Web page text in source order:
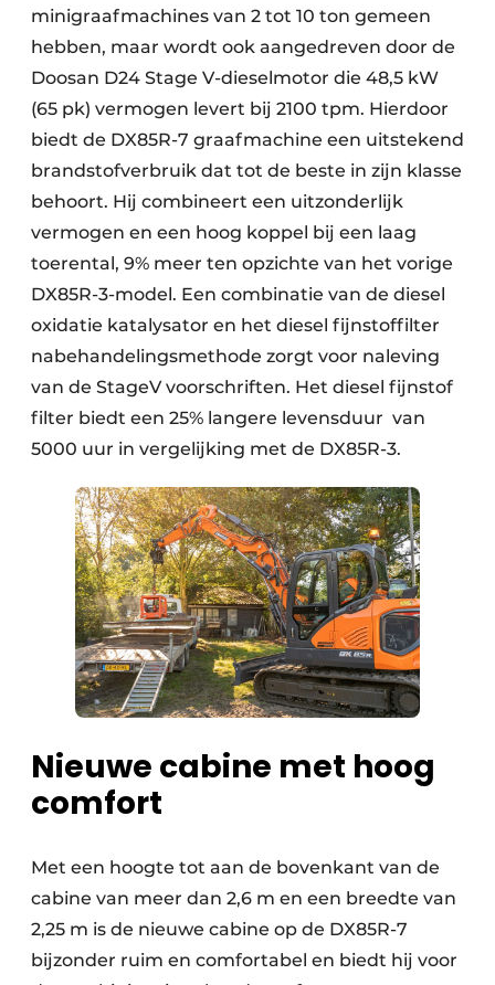
minigraafmachines van 2 tot 10 ton gemeen
hebben, maar wordt ook aangedreven door de
Doosan D24 Stage V-dieselmotor die 48,5 kW
(65 pk) vermogen levert bij 2100 tpm. Hierdoor
biedt de DX85R-7 graafmachine een uitstekend
brandstofverbruik dat tot de beste in zijn klasse
behoort. Hij combineert een uitzonderlijk
vermogen en een hoog koppel bij een laag
toerental, 9% meer ten opzichte van het vorige
DX85R-3-model. Een combinatie van de diesel
oxidatie katalysator en het diesel fijnstoffilter
nabehandelingsmethode zorgt voor naleving
van de StageV voorschriften. Het diesel fijnstof
filter biedt een 25% langere levensduur van
5000 uur in vergelijking met de DX85R-3.
Nieuwe cabine met hoog
comfort
Met een hoogte tot aan de bovenkant van de
cabine van meer dan 2,6 m en een breedte van
2,25 m is de nieuwe cabine op de DX85R-7
bijzonder ruim en comfortabel en biedt hij voor